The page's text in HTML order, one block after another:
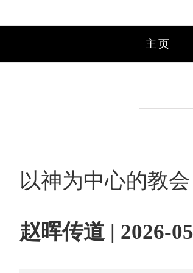
to
主页
以神为中心的教
赵晖传道 | 2026-